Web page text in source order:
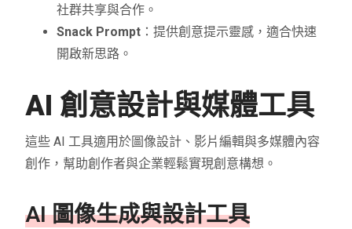
社群共享與合作。
Snack Prompt ：提供創意提示靈感，適合快速
開啟新思路。
AI 創意設計與媒體工具
這些 AI 工具適用於圖像設計、影片編輯與多媒體內容
創作，幫助創作者與企業輕鬆實現創意構想。
AI 圖像生成與設計工具